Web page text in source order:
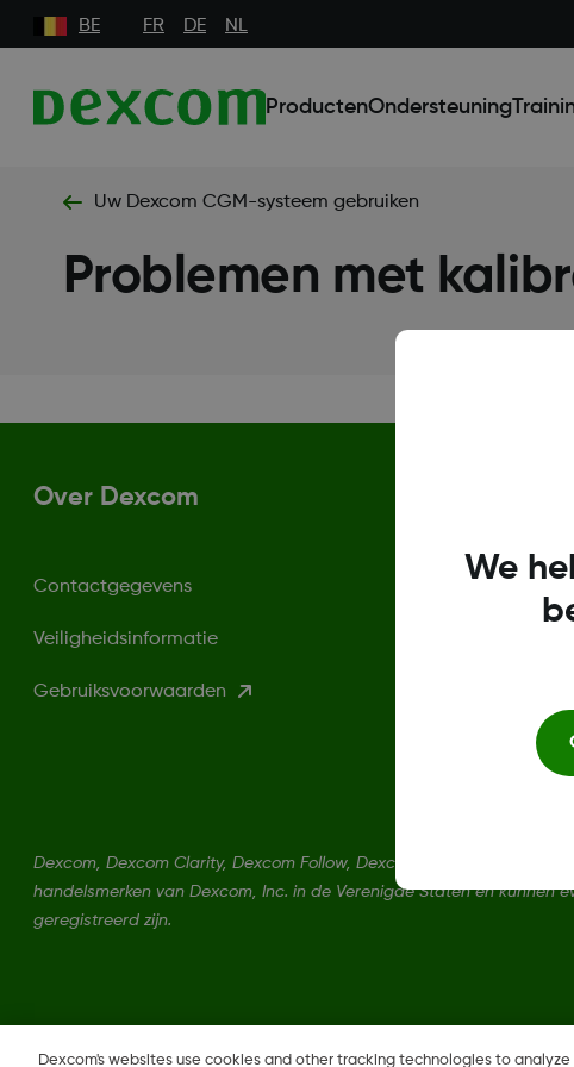
BE FR DE NL
ProductenOndersteuning
Uw Dexcom CGM-systeem gebruiken
Problemen met
Over Dexcom
Contactgegevens
Veiligheidsinformatie
Gebruiksvoorwaarden
Dexcom, Dexcom Clarity, Dexcom Follow, Dexcom One, Dexcom
handelsmerken van Dexcom, Inc. in de Verenigde Staten en kunnen
geregistreerd zijn.
Dexcom's websites use cookies and other tracking technologies to
We